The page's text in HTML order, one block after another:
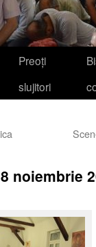
Preoţi
slujitori
noiembrie